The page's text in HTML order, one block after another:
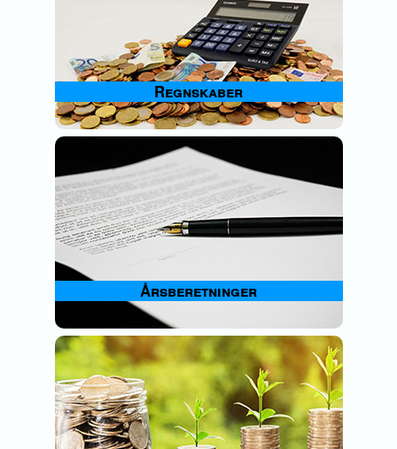
Regnskaber
Årsberetninger